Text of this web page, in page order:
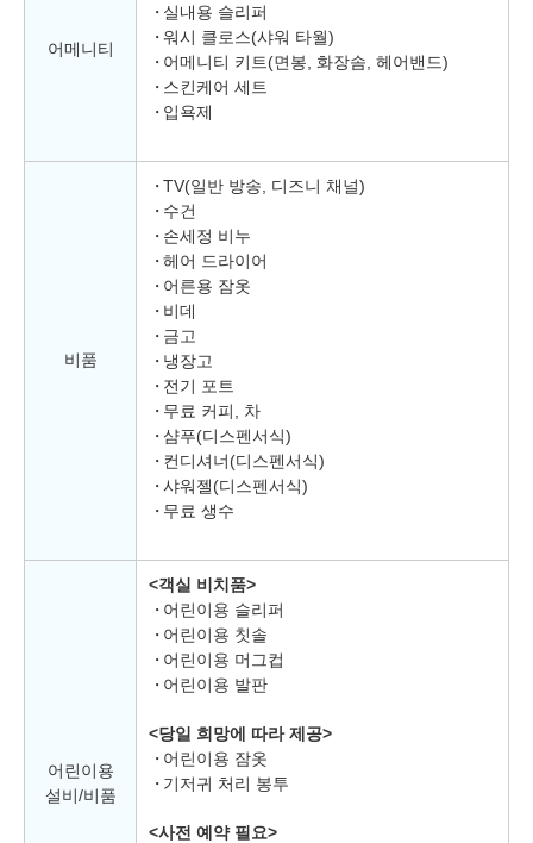
어메니티
실내용 슬리퍼
워시 클로스(샤워 타월)
어메니티 키트(면봉, 화장솜, 헤어밴드)
스킨케어 세트
입욕제
비품
TV(일반 방송, 디즈니 채널)
수건
손세정 비누
헤어 드라이어
어른용 잠옷
비데
금고
냉장고
전기 포트
무료 커피, 차
샴푸(디스펜서식)
컨디셔너(디스펜서식)
샤워젤(디스펜서식)
무료 생수
어린이용
설비/비품
<객실 비치품>
어린이용 슬리퍼
어린이용 칫솔
어린이용 머그컵
어린이용 발판
<당일 희망에 따라 제공>
어린이용 잠옷
기저귀 처리 봉투
<사전 예약 필요>